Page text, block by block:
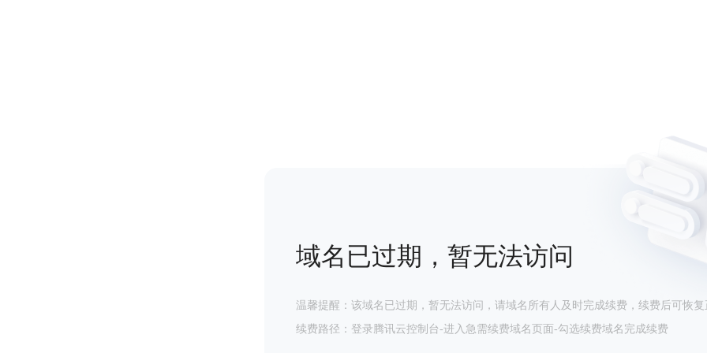
域名已过期，暂无法访问
温馨提醒：该域名已过期，暂无法访问，请域名所有人及时完成续费，续费后可恢复
续费路径：登录腾讯云控制台-进入急需续费域名页面-勾选续费域名完成续费